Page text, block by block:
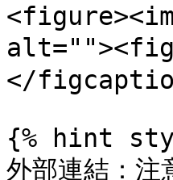
</
{% hint
外部連結：